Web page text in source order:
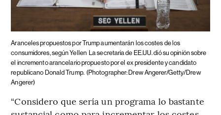
Aranceles propuestos por Trump aumentarán los costes de los
consumidores, según Yellen La secretaria de EE.UU. dió su opinión sobre
el incremento arancelario propuesto por el ex presidente y candidato
republicano Donald Trump. (Photographer: Drew Angerer/Getty/Drew
Angerer)
“Considero que sería un programa lo bastante